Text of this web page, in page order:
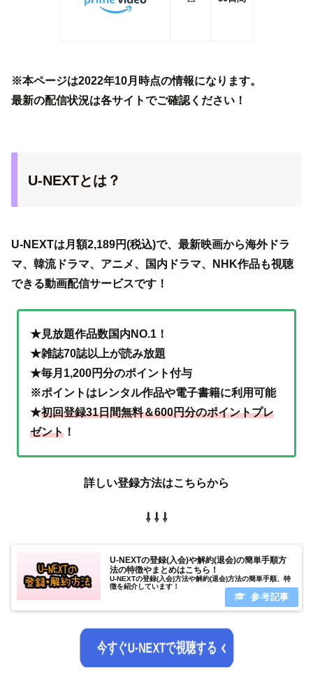
※本ページは2022年10月時点の情報になります。
最新の配信状況は各サイトでご確認ください！
U-NEXTとは？
U-NEXTは月額2,189円(税込)で、最新映画から海外ドラ
マ、韓流ドラマ、アニメ、国内ドラマ、NHK作品も視聴
できる動画配信サービスです！
★見放題作品数国内NO.1！
★雑誌70誌以上が読み放題
★毎月1,200円分のポイント付与
※ポイントはレンタル作品や電子書籍に利用可能
★初回登録31日間無料＆600円分のポイントプレ
ゼント ！
詳しい登録方法はこちらから
⇩ ⇩ ⇩
U-NEXTの登録(入会)や解約(退会)の簡単手順方
法の特徴やまとめはこちら！
U-NEXTの登録(入会)方法や解約(退会)方法の簡単手順、特
徴を紹介しています！
今すぐU-NEXTで視聴する